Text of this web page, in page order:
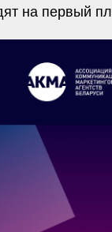
на первый